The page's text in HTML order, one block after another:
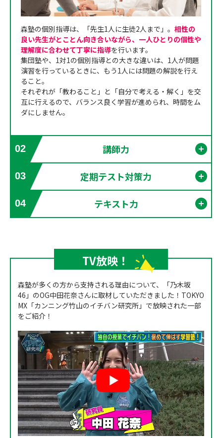
森塾の個別指導は、「先生1人に生徒2人まで」。 相性の
良い先生がとことん向き合いながら、一人ひとりの個性や
理解度に合わせて丁寧に指導を行います。
集団塾や、1対1の個別指導との大きな違いは、1人が問題
演習を行っているときに、もう1人には問題の解説を行え
ること。
それぞれが「教わること」と「自分で考える・解く」を交
互に行えるので、バランス良く学習が進められ、時間をム
ダにしません。
02 講師力
03 定期テスト対策力
04 テキスト力
TV放映！
森塾が多くの方から支持される理由について、「乃木坂
46」のOG中田花奈さんに取材していただきました！TOKYO
MX「カンニング竹山のイチバン研究所」で放映された一部
をご紹介！